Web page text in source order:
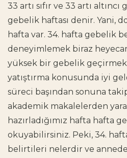
33 artı sıfır ve 33 artı altıncı
gebelik haftası denir. Yani,
hafta var. 34. hafta gebelik
deneyimlemek biraz
yüksek bir gebelik geçirmek
yatıştırma konusunda iyi
süreci başından sonuna
akademik makalelerden
hazırladığımız hafta hafta
okuyabilirsiniz. Peki, 34.
belirtileri nelerdir ve